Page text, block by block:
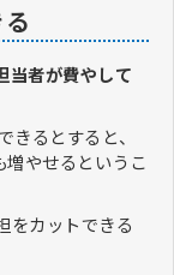
当者が費やして
るとすると、
やせるというこ
をカットできる